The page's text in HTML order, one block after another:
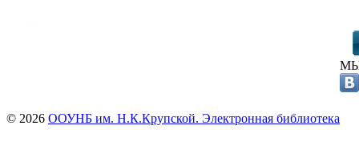
© 2026 ООУНБ им. Н.К.Крупской. Электронная библиотека